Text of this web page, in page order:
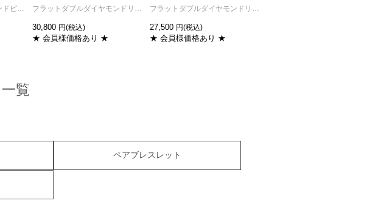
30,800
★ 会員様価格あり ★
27,500
★ 会員様価格あり ★
覧
ペアブレスレット